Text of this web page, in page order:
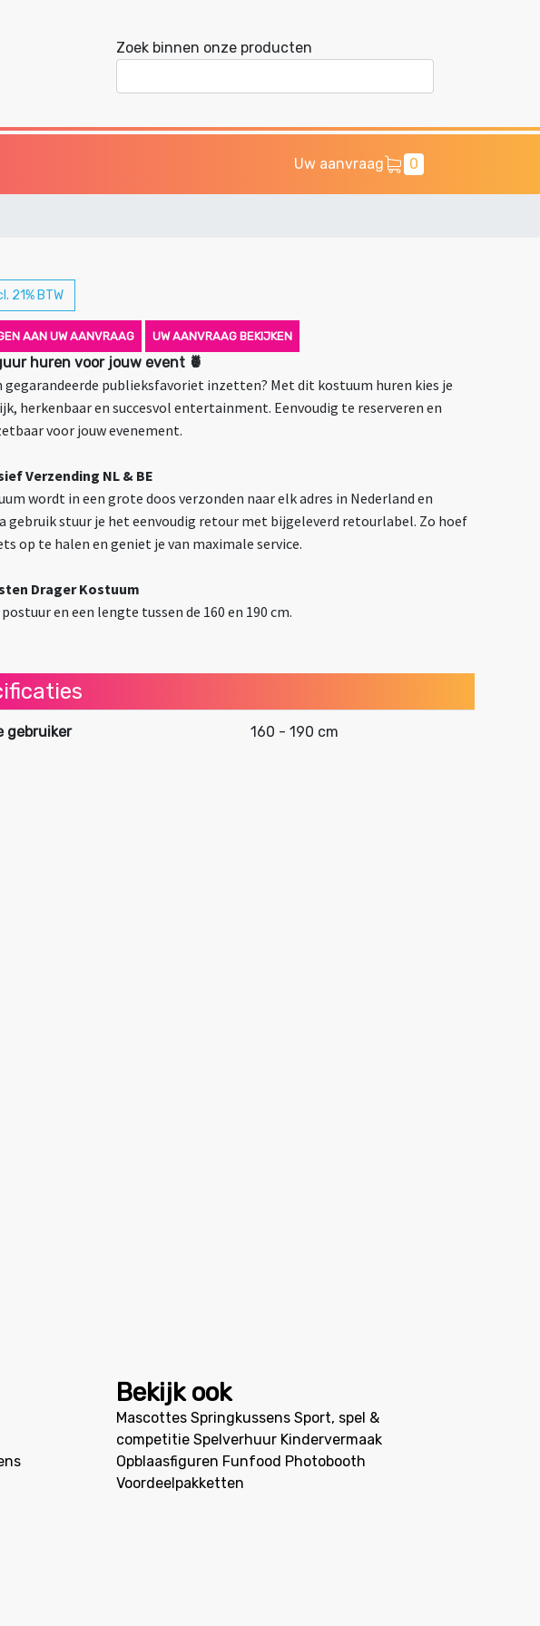
Zoek binnen onze producten
Uw aanvraag 0
21% BTW
AAN UW AANVRAAG UW AANVRAAG BEKIJKEN
huren voor jouw event 🍍
gegarandeerde publieksfavoriet inzetten? Met dit kostuum huren kies je
herkenbaar en succesvol entertainment. Eenvoudig te reserveren en
voor jouw evenement.
Verzending NL & BE
wordt in een grote doos verzonden naar elk adres in Nederland en
gebruik stuur je het eenvoudig retour met bijgeleverd retourlabel. Zo hoef
op te halen en geniet je van maximale service.
Drager Kostuum
en een lengte tussen de 160 en 190 cm.
gebruiker 160 - 190 cm
Bekijk ook
Mascottes Springkussens Sport, spel &
competitie Spelverhuur Kindervermaak
Opblaasfiguren Funfood Photobooth
Voordeelpakketten